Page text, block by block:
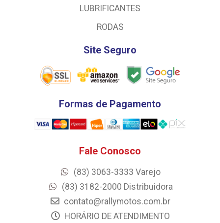
LUBRIFICANTES
RODAS
Site Seguro
Formas de Pagamento
Fale Conosco
(83) 3063-3333 Varejo
(83) 3182-2000 Distribuidora
contato@rallymotos.com.br
HORÁRIO DE ATENDIMENTO